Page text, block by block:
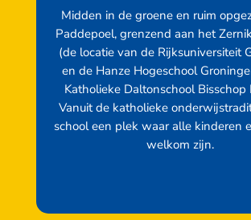
Midden in de groene en ruim
Paddepoel, grenzend aan het
(de locatie van de Rijksuniversiteit
en de Hanze Hogeschool
Katholieke Daltonschool Bisschop
Vanuit de katholieke
school een plek waar alle kinderen
welkom zijn.